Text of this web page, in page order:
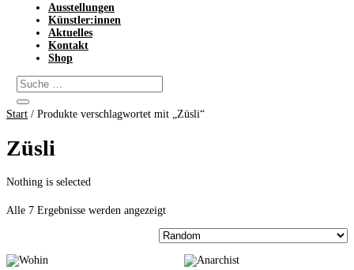
Ausstellungen
Künstler:innen
Aktuelles
Kontakt
Shop
Start / Produkte verschlagwortet mit „Züsli“
Züsli
Nothing is selected
Alle 7 Ergebnisse werden angezeigt